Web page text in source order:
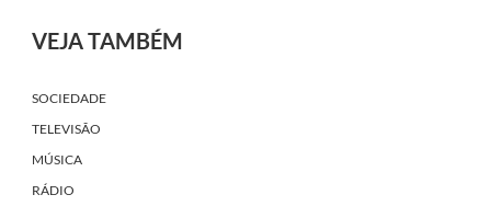
VEJA TAMBÉM
SOCIEDADE
TELEVISÃO
MÚSICA
RÁDIO